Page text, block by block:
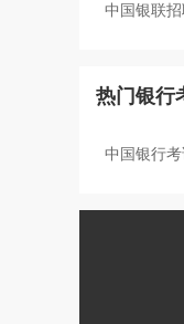
中国银联
热门银行
中国银行